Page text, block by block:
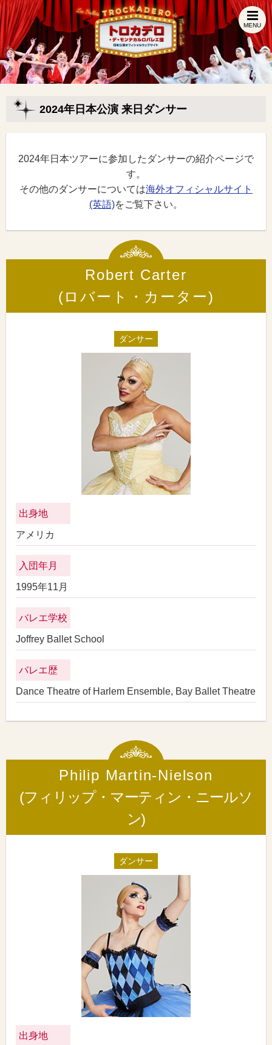
MENU
2024年日本公演 来日ダンサー
2024年日本ツアーに参加したダンサーの紹介ページで
す。
その他のダンサーについては海外オフィシャルサイト
(英語)をご覧下さい。
Robert Carter
(ロバート・カーター)
ダンサー
出身地
アメリカ
入団年月
1995年11月
バレエ学校
Joffrey Ballet School
バレエ歴
Dance Theatre of Harlem Ensemble, Bay Ballet Theatre
Philip Martin-Nielson
(フィリップ・マーティン・ニールソ
ン)
ダンサー
出身地